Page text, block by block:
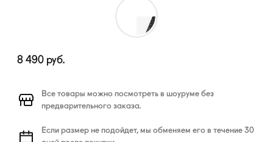
8 490 руб.
Все товары можно посмотреть в шоуруме без
предварительного заказа.
Если размер не подойдет, мы обменяем его в течение 30